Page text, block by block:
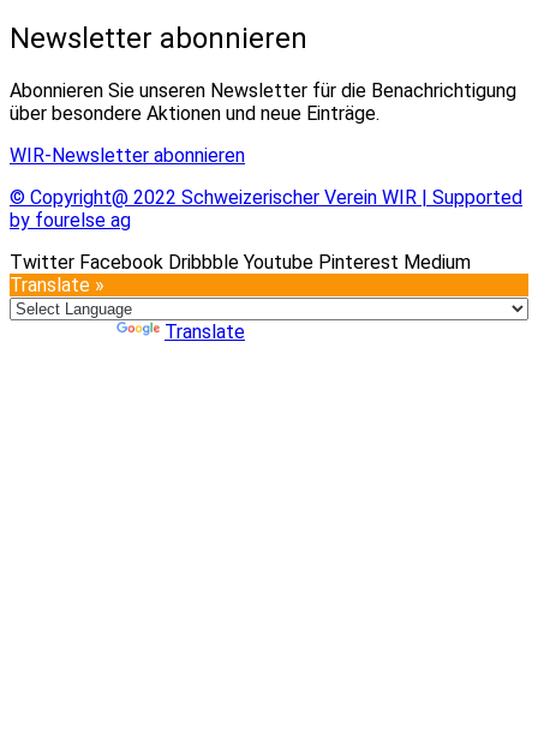
Newsletter abonnieren
Abonnieren Sie unseren Newsletter für die Benachrichtigung
über besondere Aktionen und neue Einträge.
WIR-Newsletter abonnieren
© Copyright@ 2022 Schweizerischer Verein WIR | Supported
by fourelse ag
Twitter Facebook Dribbble Youtube Pinterest Medium
Translate »
Translate